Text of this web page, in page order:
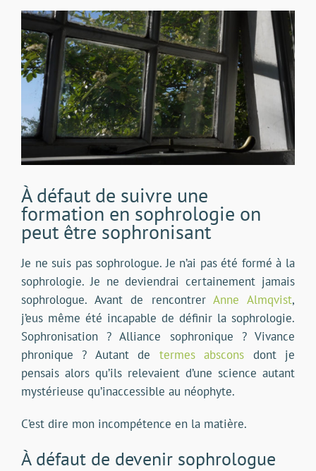
Voir
l'image
agrandie
À défaut de suivre une
formation en sophrologie on
peut être sophronisant
Je ne suis pas sophrologue. Je n’ai pas été formé à la
sophrologie. Je ne deviendrai certainement jamais
sophrologue. Avant de rencontrerAnne Almqvist,
j’eus même été incapable de définir la sophrologie.
Sophronisation ? Alliance sophronique ? Vivance
phronique ? Autant de termes abscons dont je
pensais alors qu’ils relevaient d’une science autant
mystérieuse qu’inaccessible au néophyte.
C’est dire mon incompétence en la matière.
À défaut de devenir sophrologue